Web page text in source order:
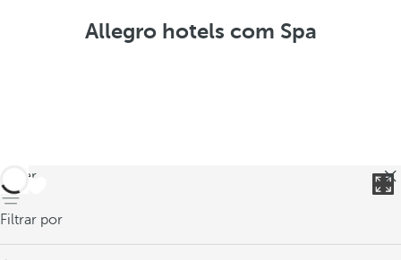
Allegro hotels com Spa
voltar
Filtrar por